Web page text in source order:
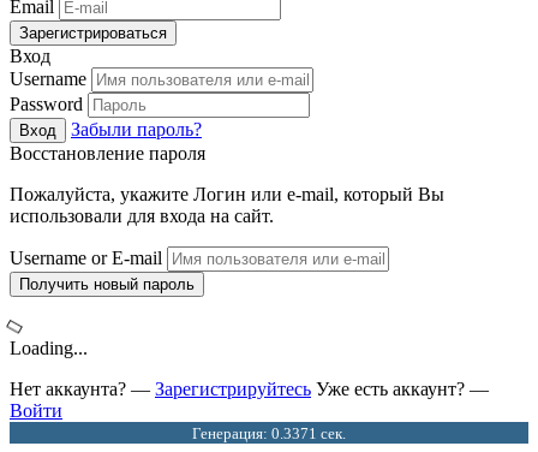
Email
Зарегистрироваться
Вход
Username
Password
Вход
Забыли пароль?
Восстановление пароля
Пожалуйста, укажите Логин или e-mail, который Вы
использовали для входа на сайт.
Username or E-mail
Получить новый пароль
Loading...
Нет аккаунта? — Зарегистрируйтесь Уже есть аккаунт? —
Войти
Генерация: 0.3371 сек.